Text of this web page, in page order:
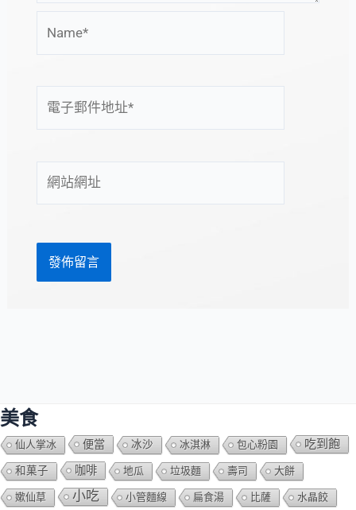
子
地
站
美食
仙人掌冰 便當 冰沙 冰淇淋 包心粉園 吃到飽
和菓子 咖啡 地瓜 垃圾麵 壽司 大餅
嫰仙草 小吃 小管麵線 扁食湯 比薩 水晶餃